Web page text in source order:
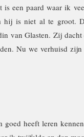
een paard waar ik
is niet al te groot.
van Glasten. Zij
Nu we verhuisd
heeft leren